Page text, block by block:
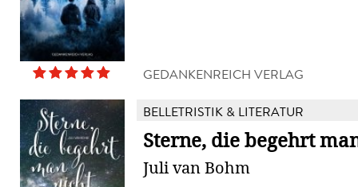
GEDANKENREICH VERLAG
BELLETRISTIK & LITERATUR
Sterne, die begehrt
Juli van Bohm